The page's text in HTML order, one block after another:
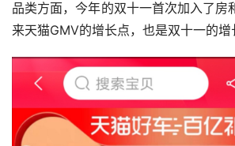
品类方面，今年的双十一首次加入了房
来天猫GMV的增长点，也是双十一的增